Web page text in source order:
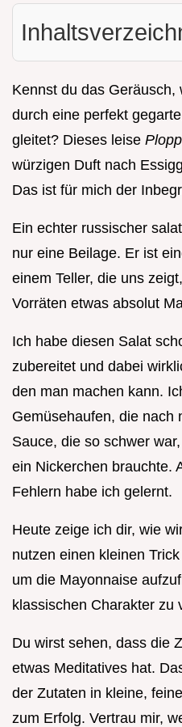
Kennst du das
durch eine perfekt
gleitet? Dieses leise Plopp
würzigen Duft nach
Das ist für mich der
Ein echter russischer
nur eine Beilage. Er ist
einem Teller, die uns
Vorräten etwas absolut
Ich habe diesen Salat
zubereitet und dabei
den man machen kann.
Gemüsehaufen, die nach
Sauce, die so schwer
ein Nickerchen brauchte.
Fehlern habe ich gelernt.
Heute zeige ich dir, wie
nutzen einen kleinen
um die Mayonnaise
klassischen Charakter zu
Du wirst sehen, dass die
etwas Meditatives hat.
der Zutaten in kleine,
zum Erfolg. Vertrau mir,